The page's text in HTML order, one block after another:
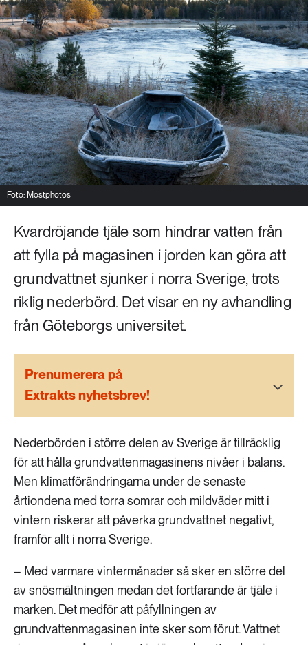
Mat & jordbruk
Skog
Social hållbarhet
Transport
Vatten
252 ARTIKLAR
Landsbygd
939 ARTIKLAR
Livsstil & konsumtion
612 ARTIKLAR
Mat & jordbruk
262 ARTIKLAR
360 ARTIKLAR
Social hållbarhet
189 ARTIKLAR
Transport
Vatten
Foto: Mostphotos
Kvardröjande tjäle som hindrar vatten från
att fylla på magasinen i jorden kan göra att
grundvattnet sjunker i norra Sverige, trots
riklig nederbörd. Det visar en ny avhandling
från Göteborgs universitet.
Prenumerera på
Extrakts nyhetsbrev!
Nederbörden i större delen av Sverige är tillräcklig
för att hålla grundvattenmagasinens nivåer i balans.
Men klimatförändringarna under de senaste
årtiondena med torra somrar och mildväder mitt i
vintern riskerar att påverka grundvattnet negativt,
framför allt i norra Sverige.
– Med varmare vintermånader så sker en större del
av snösmältningen medan det fortfarande är tjäle i
marken. Det medför att påfyllningen av
grundvattenmagasinen inte sker som förut. Vattnet